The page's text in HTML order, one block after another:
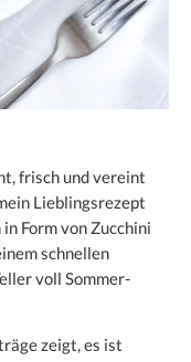
frisch und vereint
Lieblingsrezept
Form von Zucchini
schnellen
voll Sommer-
zeigt, es ist